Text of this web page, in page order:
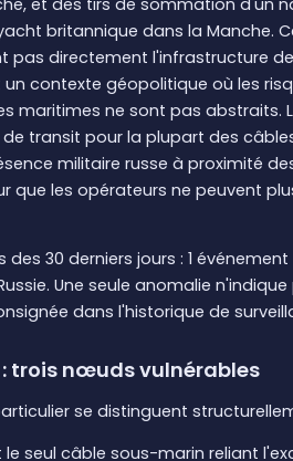
et des tirs de sommation d'un
britannique dans la Manche.
pas directement l'infrastructure
contexte géopolitique où les
maritimes ne sont pas abstraits.
transit pour la plupart des
militaire russe à proximité
que les opérateurs ne peuvent
des 30 derniers jours : 1
Une seule anomalie n'indique
dans l'historique de
trois nœuds vulnérables
se distinguent
le seul câble sous-marin reliant